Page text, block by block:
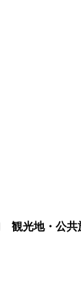
観光地・公共